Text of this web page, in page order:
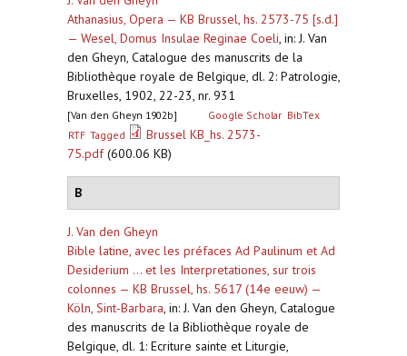
Athanasius, Opera — KB Brussel, hs. 2573-75 [s.d.]
— Wesel, Domus Insulae Reginae Coeli, in: J. Van
den Gheyn, Catalogue des manuscrits de la
Bibliothèque royale de Belgique, dl. 2: Patrologie,
Bruxelles, 1902, 22-23, nr. 931
[Van den Gheyn 1902b] Google Scholar BibTex
RTF Tagged
Brussel KB_hs. 2573-
75.pdf(600.06 KB)
B
J. Van den Gheyn
Bible latine, avec les préfaces Ad Paulinum et Ad
Desiderium ... et les Interpretationes, sur trois
colonnes — KB Brussel, hs. 5617 (14e eeuw) —
Köln, Sint-Barbara, in: J. Van den Gheyn, Catalogue
des manuscrits de la Bibliothèque royale de
Belgique, dl. 1: Ecriture sainte et Liturgie,